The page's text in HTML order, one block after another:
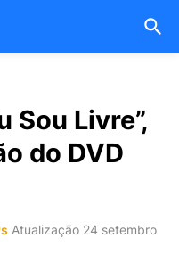
Sou Livre”,
do DVD
Atualização 24 setembro